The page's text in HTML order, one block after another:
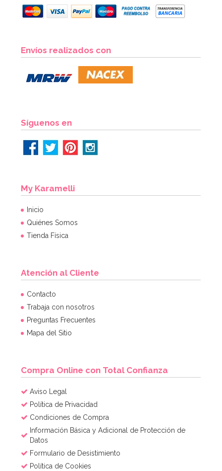
Envíos realizados con
Síguenos en
My Karamelli
Inicio
Quiénes Somos
Tienda Física
Atención al Cliente
Contacto
Trabaja con nosotros
Preguntas Frecuentes
Mapa del Sitio
Compra Online con Total Confianza
Aviso Legal
Política de Privacidad
Condiciones de Compra
Información Básica y Adicional de Protección de
Datos
Formulario de Desistimiento
Política de Cookies